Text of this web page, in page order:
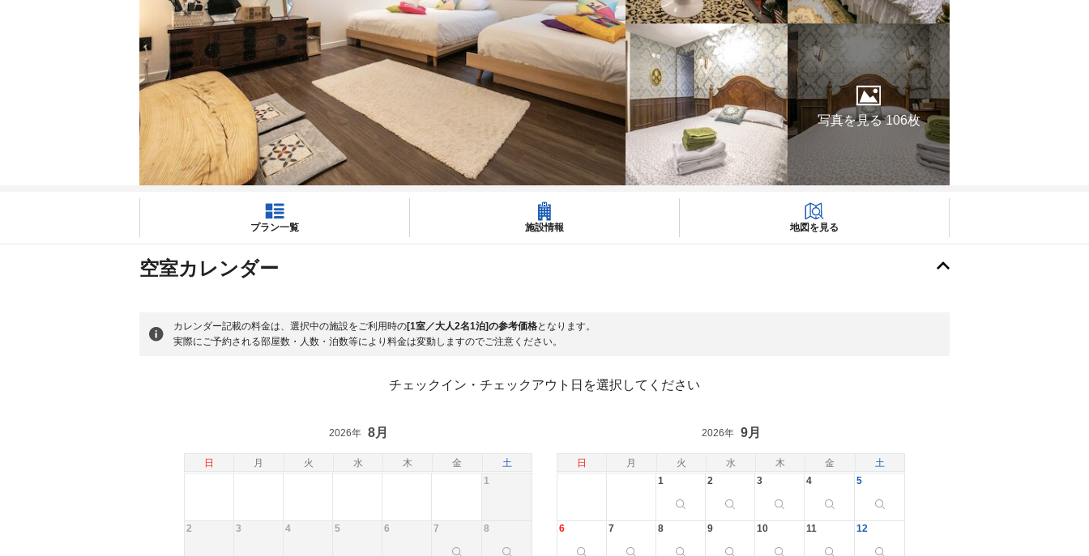
写真を見る 106枚
プラン一覧 施設情報 地図を見る
空室カレンダー
カレンダー記載の料金は、選択中の施設をご利用時の[1室／大人2名1泊]の参考価格となります。
実際にご予約される部屋数・人数・泊数等により料金は変動しますのでご注意ください。
チェックイン・チェックアウト日を選択してください
日 月 火 水 木 金 土 日 月 火 水 木 金 土
2026年 8月
1
2 3 4 5 6 7 8
2026年 9月
1 2 3 4 5
6 7 8 9 10 11 12